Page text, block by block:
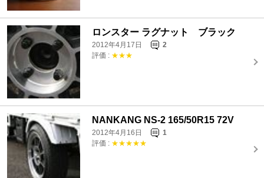
ロンスター ラグナット ブラック
2012年4月17日
2
評価 : ★★★
NANKANG NS-2 165/50R15 72V
2012年4月16日
1
評価 : ★★★★★